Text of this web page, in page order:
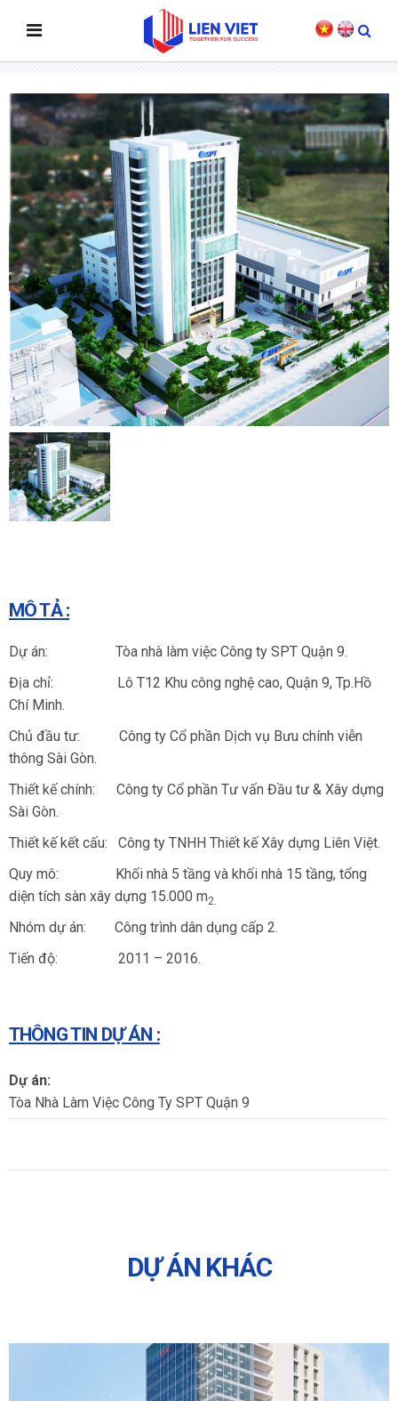
TÒA NHÀ LÀM VIỆC CÔNG TY SPT QUẬN 9
MÔ TẢ :
Dự án: Tòa nhà làm việc Công ty SPT Quận 9.
Địa chỉ: Lô T12 Khu công nghệ cao, Quận 9, Tp.Hồ
Chí Minh.
Chủ đầu tư: Công ty Cổ phần Dịch vụ Bưu chính viễn
thông Sài Gòn.
Thiết kế chính: Công ty Cổ phần Tư vấn Đầu tư & Xây dựng
Sài Gòn.
Thiết kế kết cấu: Công ty TNHH Thiết kế Xây dựng Liên Việt.
Quy mô: Khối nhà 5 tầng và khối nhà 15 tầng, tổng
diện tích sàn xây dựng 15.000 m2
Nhóm dự án: Công trình dân dụng cấp 2.
Tiến độ: 2011 – 2016.
THÔNG TIN DỰ ÁN :
Dự án:
Tòa Nhà Làm Việc Công Ty SPT Quận 9
DỰ ÁN KHÁC